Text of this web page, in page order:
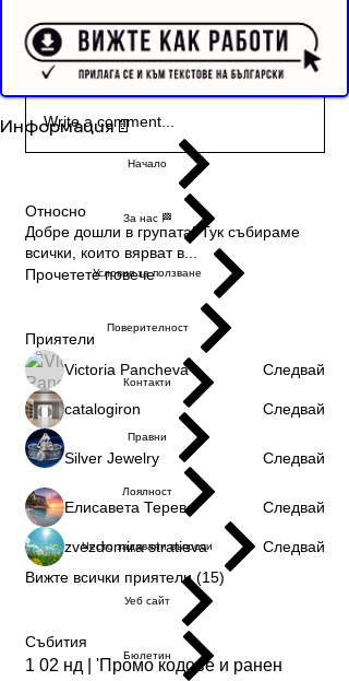
✔ Свързване с хора със сходни интереси
0
45
Write a comment...
Относно
Добре дошли в групата! Тук събираме
всички, които вярват в
Прочетете повече
Приятели
Victoria Pancheva
Следвай
catalogiron Следвай
Silver Jewelry Следвай
Елисавета Терева Следвай
zvezdomira stratieva
Следвай
Вижте всички приятели (15)
Събития
1 02 нд | 'Промо кодове и ранен
Информация📄
Начало
За нас 🏁
Условия за ползване
Поверителност
Контакти
Правни
Лоялност
Често задавани въпроси
Уеб сайт
Бюлетин